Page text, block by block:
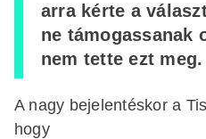
arra kérte a
ne támogassanak
nem tette ezt meg.
A nagy bejelentéskor a
hogy